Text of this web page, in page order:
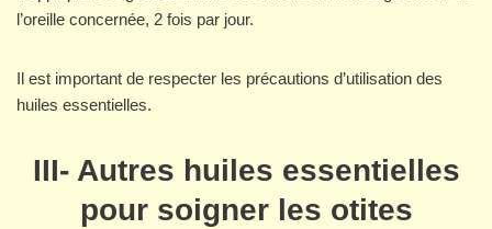
l’oreille concernée, 2 fois par jour.
Il est important de respecter les précautions d’utilisation des
huiles essentielles.
III- Autres huiles essentielles
pour soigner les otites